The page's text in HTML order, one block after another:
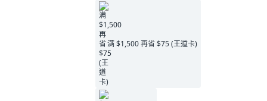
满 $1,500 再省 $75 (王道卡)